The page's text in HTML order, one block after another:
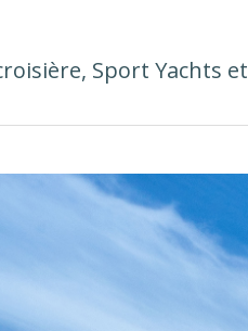
Sport Yachts